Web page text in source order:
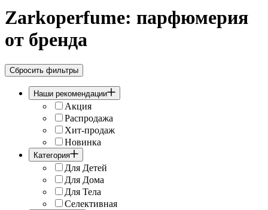
Zarkoperfume: парфюмерия
от бренда
Сбросить фильтры
Наши рекомендации
Акция
Распродажа
Хит-продаж
Новинка
Категория
Для Детей
Для Дома
Для Тела
Селективная